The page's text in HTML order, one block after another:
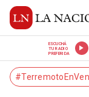
ESCUCHÁ
TU RADIO
PREFERIDA